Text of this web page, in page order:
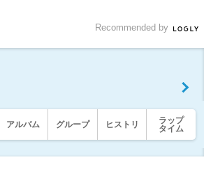
Recommended by
アルバム グループ ヒストリ
ラップ
タイム